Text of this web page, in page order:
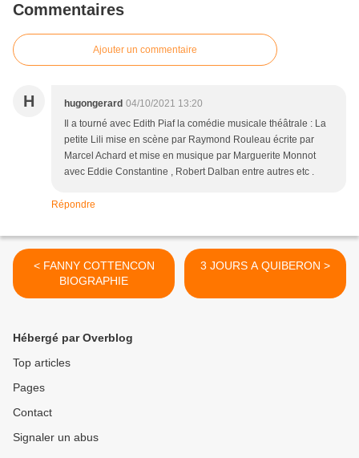
Commentaires
Ajouter un commentaire
H hugongerard 04/10/2021 13:20
Il a tourné avec Edith Piaf la comédie musicale théâtrale : La
petite Lili mise en scène par Raymond Rouleau écrite par
Marcel Achard et mise en musique par Marguerite Monnot
avec Eddie Constantine , Robert Dalban entre autres etc .
Répondre
< FANNY COTTENCON
BIOGRAPHIE
3 JOURS A QUIBERON >
Hébergé par Overblog
Top articles
Pages
Contact
Signaler un abus